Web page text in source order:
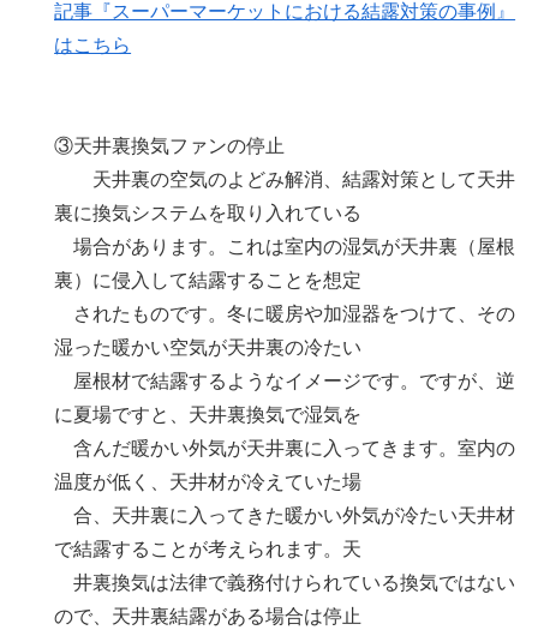
記事『スーパーマーケットにおける結露対策の事例』
はこちら
③天井裏換気ファンの停止
天井裏の空気のよどみ解消、結露対策として天井
裏に換気システムを取り入れている
場合があります。これは室内の湿気が天井裏（屋根
裏）に侵入して結露することを想定
されたものです。冬に暖房や加湿器をつけて、その
湿った暖かい空気が天井裏の冷たい
屋根材で結露するようなイメージです。ですが、逆
に夏場ですと、天井裏換気で湿気を
含んだ暖かい外気が天井裏に入ってきます。室内の
温度が低く、天井材が冷えていた場
合、天井裏に入ってきた暖かい外気が冷たい天井材
で結露することが考えられます。天
井裏換気は法律で義務付けられている換気ではない
ので、天井裏結露がある場合は停止